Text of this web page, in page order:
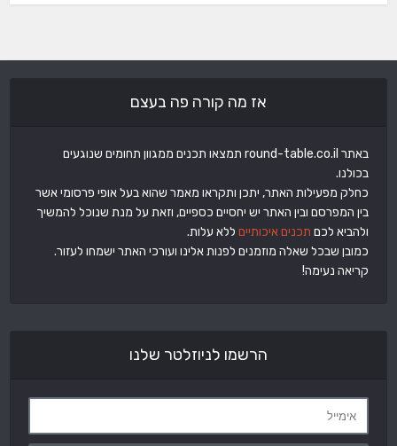
אז מה קורה פה בעצם
באתר round-table.co.il תמצאו תכנים ממגוון תחומים שנוגעים
בכולנו.
כחלק מפעילות האתר, יתכן ותקראו מאמר שהוא בעל אופי פרסומי אשר
בין המפרסם ובין האתר יש יחסיים כספיים, וזאת על מנת שנוכל להמשיך
ולהביא לכם תכנים איכותיים ללא עלות.
כמובן שבכל שאלה מוזמנים לפנות אלינו ועורכי האתר ישמחו לעזור.
קריאה נעימה!
הרשמו לניוזלטר שלנו